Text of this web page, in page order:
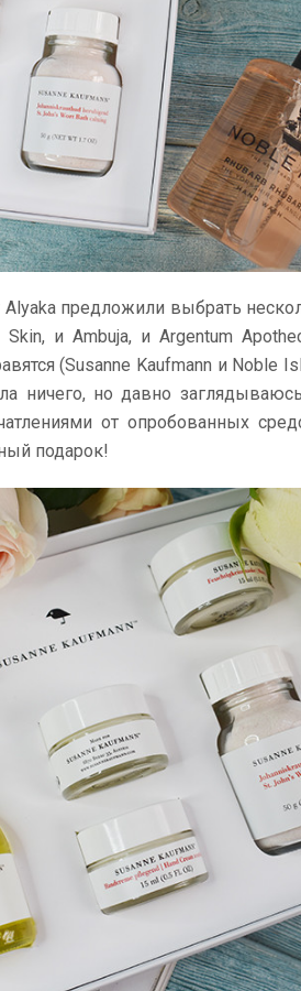
предложили выбрать
и Ambuja, и Argentum
(Susanne Kaufmann и Noble
ничего, но давно
от опробованных
подарок!